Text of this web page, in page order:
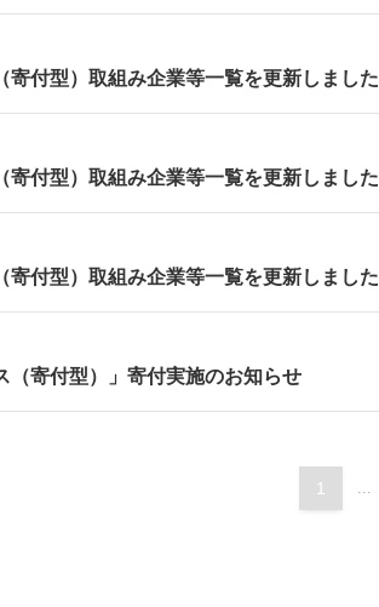
寄付型）取組み企業等一覧を更新しました
寄付型）取組み企業等一覧を更新しました
寄付型）取組み企業等一覧を更新しました
（寄付型）」寄付実施のお知らせ
1 ...